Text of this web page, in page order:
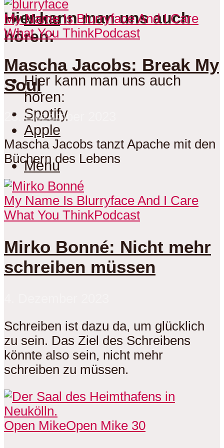
Menu
Hier kann man uns auch
hören:
Hier kann man uns auch
hören:
Spotify
Apple
Menu
My Name Is Blurryface And I Care
What You ThinkPodcast
Mascha Jacobs: Break My
Soul
23. Dezember 2023
Mascha Jacobs tanzt Apache mit den
Büchern des Lebens
My Name Is Blurryface And I Care
What You ThinkPodcast
Mirko Bonné: Nicht mehr
schreiben müssen
Schreiben ist dazu da, um glücklich
zu sein. Das Ziel des Schreibens
könnte also sein, nicht mehr
schreiben zu müssen.
Open MikeOpen Mike 30